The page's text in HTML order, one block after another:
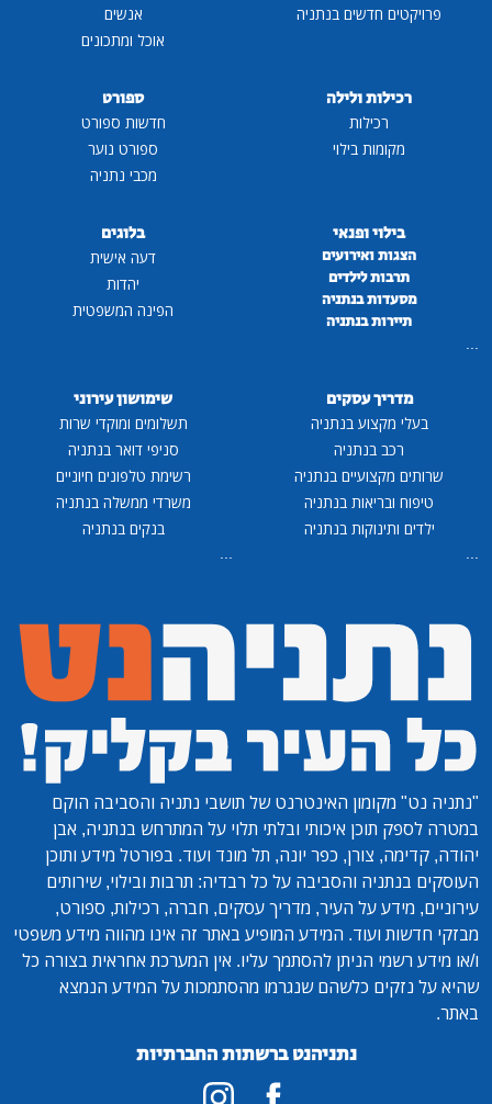
פרויקטים חדשים בנתניה
אנשים
אוכל ומתכונים
רכילות ולילה
רכילות
מקומות בילוי
ספורט
חדשות ספורט
ספורט נוער
מכבי נתניה
בילוי ופנאי
הצגות ואירועים
תרבות לילדים
מסעדות בנתניה
תיירות בנתניה
...
בלוגים
דעה אישית
יהדות
הפינה המשפטית
מדריך עסקים
בעלי מקצוע בנתניה
רכב בנתניה
שרותים מקצועיים בנתניה
טיפוח ובריאות בנתניה
ילדים ותינוקות בנתניה
...
שימושון עירוני
תשלומים ומוקדי שרות
סניפי דואר בנתניה
רשימת טלפונים חיוניים
משרדי ממשלה בנתניה
בנקים בנתניה
...
"נתניה נט" מקומון האינטרנט של תושבי נתניה והסביבה הוקם
במטרה לספק תוכן איכותי ובלתי תלוי על המתרחש בנתניה, אבן
יהודה, קדימה, צורן, כפר יונה, תל מונד ועוד. בפורטל מידע ותוכן
העוסקים בנתניה והסביבה על כל רבדיה: תרבות ובילוי, שירותים
עירוניים, מידע על העיר, מדריך עסקים, חברה, רכילות, ספורט,
מבזקי חדשות ועוד. המידע המופיע באתר זה אינו מהווה מידע משפטי
ו/או מידע רשמי הניתן להסתמך עליו. אין המערכת אחראית בצורה כל
שהיא על נזקים כלשהם שנגרמו מהסתמכות על המידע הנמצא
באתר.
נתניהנט ברשתות החברתיות